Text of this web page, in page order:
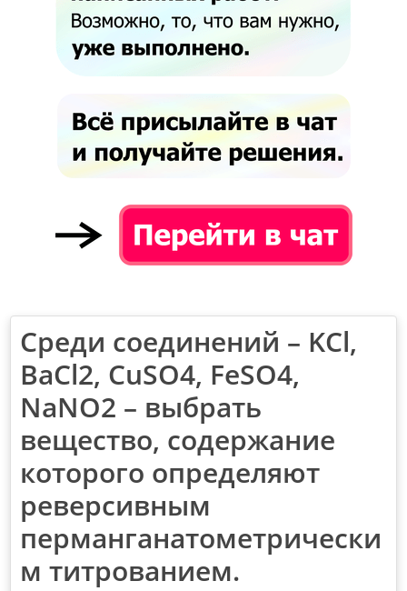
Среди соединений – KCl,
BaCl2, CuSO4, FeSO4,
NaNO2 – выбрать
вещество, содержание
которого определяют
реверсивным
перманганатометрически
м титрованием.